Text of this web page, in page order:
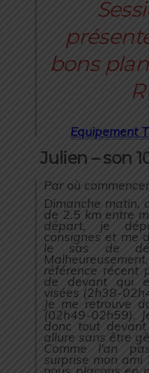
Equipement
Julien – son
Par où
Dimanche matin,
de 2.5 km entre
départ, je
consignes et me
le sas de
référence récent
de devant qui
visées (2h38-
Je me retrouve
(02h49-02h59).
donc tout
allure sans être
Comme l’an
surprise mon ami